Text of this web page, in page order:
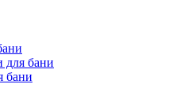
для бани
бани